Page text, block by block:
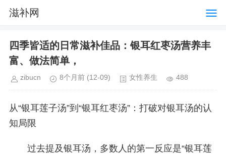
滋补网
四季皆适的日常滋补佳品：银耳红枣汤营养丰
富、做法简单，
zibucn 8个月前 (12-09) 女性养生 488
从“银耳莲子汤”到“银耳红枣汤”：打破对银耳汤的认
知局限
过去提及银耳汤，多数人的第一反应是“银耳莲